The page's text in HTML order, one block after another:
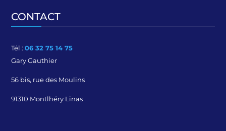
CONTACT
Tél : 06 32 75 14 75
Gary Gauthier
56 bis, rue des Moulins
91310 Montlhéry Linas